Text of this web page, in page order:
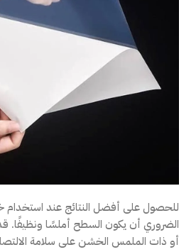
الضروري أن يكون السطح أملسًا ونظيفًا.
أو ذات الملمس الخشن على سلامة